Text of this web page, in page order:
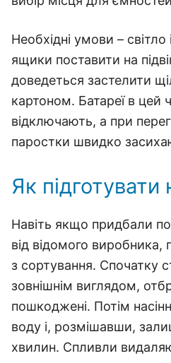
Необхідні умови –
ящики поставити на
доведеться застелити
картоном. Батареї в цей
відключають, а при
паростки швидко
Як підготувати
Навіть якщо придбали
від відомого виробника,
з сортування. Спочатку
зовнішнім виглядом,
пошкоджені. Потім
воду і, розмішавши,
хвилин. Спливли